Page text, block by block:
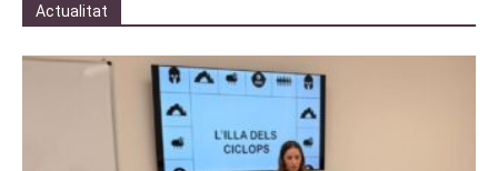
Actualitat